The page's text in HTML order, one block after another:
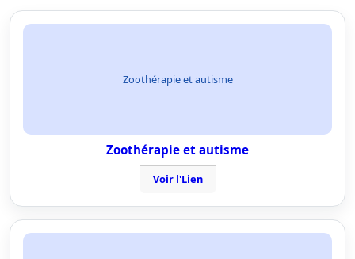
Zoothérapie et autisme
Zoothérapie et autisme
Voir l'Lien